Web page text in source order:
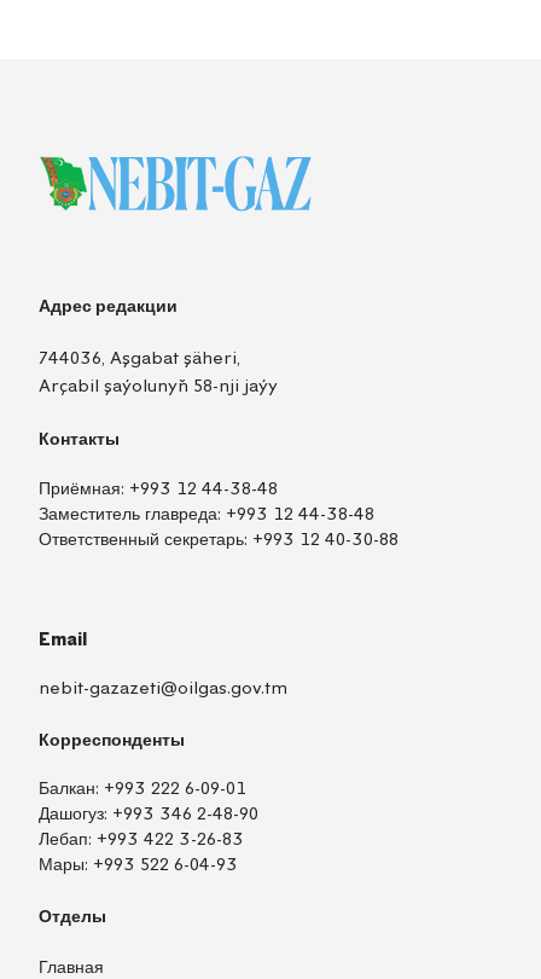
Адрес редакции
744036, Aşgabat şäheri,
Arçabil şaýolunyň 58-nji jaýy
Контакты
Приёмная: +993 12 44-38-48
Заместитель главреда: +993 12 44-38-48
Ответственный секретарь: +993 12 40-30-88
Email
nebit-gazazeti@oilgas.gov.tm
Корреспонденты
Балкан: +993 222 6-09-01
Дашогуз: +993 346 2-48-90
Лебап: +993 422 3-26-83
Мары: +993 522 6-04-93
Отделы
Главная